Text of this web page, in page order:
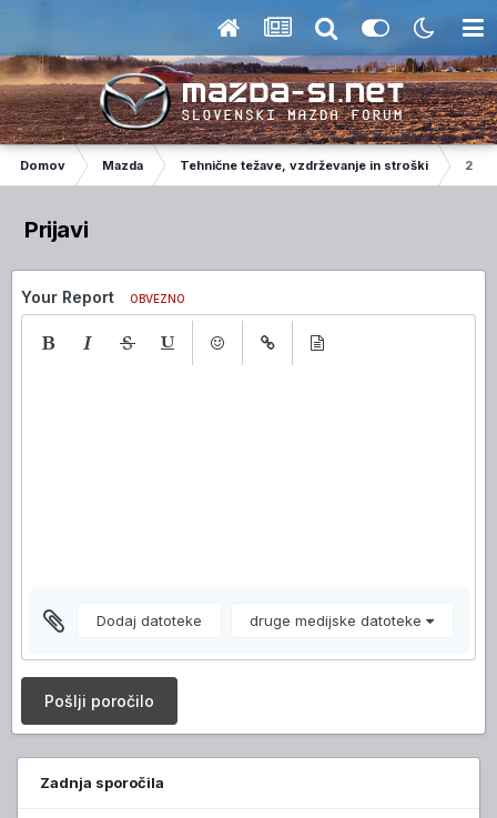
Domov Mazda Tehnične težave, vzdrževanje in stroški 2.2
Prijavi
Your Report OBVEZNO
Dodaj datoteke druge medijske datoteke
Pošlji poročilo
Zadnja sporočila